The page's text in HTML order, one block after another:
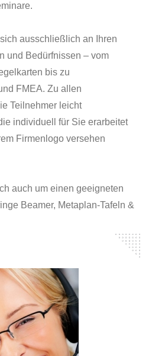
ausschließlich an Ihren
und Bedürfnissen – vom
bis zu
FMEA. Zu allen
Teilnehmer leicht
individuell für Sie erarbeitet
Firmenlogo versehen
auch um einen geeigneten
Beamer, Metaplan-Tafeln &